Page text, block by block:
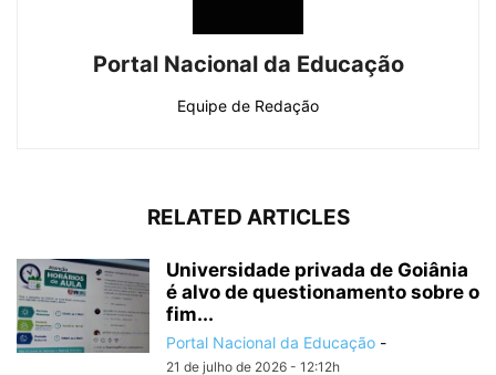
Portal Nacional da Educação
Equipe de Redação
RELATED ARTICLES
Universidade privada de Goiânia
é alvo de questionamento sobre o
fim...
Portal Nacional da Educação -
21 de julho de 2026 - 12:12h